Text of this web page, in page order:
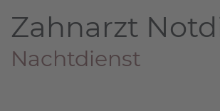
Zahnarzt
Nachtdienst